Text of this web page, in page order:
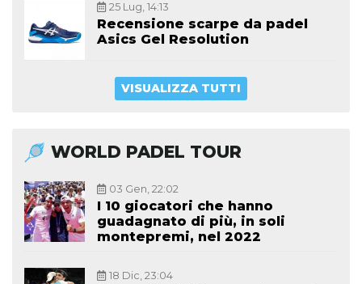
25 Lug, 14:13
Recensione scarpe da padel
Asics Gel Resolution
VISUALIZZA TUTTI
WORLD PADEL TOUR
03 Gen, 22:02
I 10 giocatori che hanno
guadagnato di più, in soli
montepremi, nel 2022
18 Dic, 23:04